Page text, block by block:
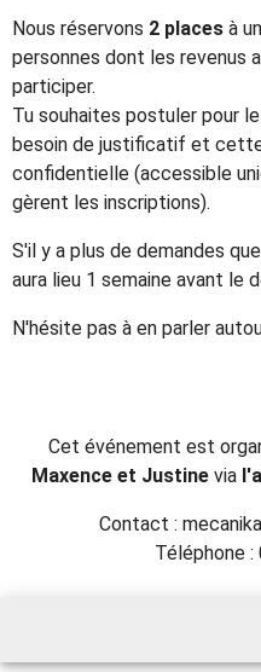
Nous réservons 2 places à
personnes dont les revenus
participer.
Tu souhaites postuler pour
besoin de justificatif et
confidentielle (accessible
gèrent les inscriptions).
S'il y a plus de demandes
aura lieu 1 semaine avant le
N'hésite pas à en parler
Cet événement est
Maxence et Justinevia
Contact :
Téléphone :